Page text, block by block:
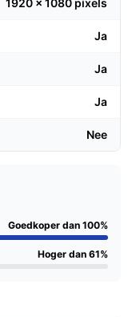
objecten, zodat
ongewenste
en
beveiligen. Of
EZVIZ TY2 blijf je
andere
1920 x 1080 pixels
Ja
Ja
Ja
Nee
Goedkoper dan 100%
Hoger dan 61%